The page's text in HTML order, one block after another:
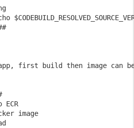
first build then image can
ECR
image